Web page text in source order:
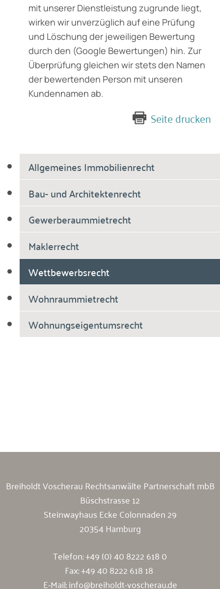
Allgemeines Immobilienrecht
Bau- und Architektenrecht
Gewerberaummietrecht
Maklerrecht
Wettbewerbsrecht
Wohnraummietrecht
Wohnungseigentumsrecht
mit unserer Dienstleistung zugrunde liegt,
wirken wir unverzüglich auf eine Prüfung
und Löschung der jeweiligen Bewertung
durch den (Google Bewertungen) hin. Zur
Überprüfung gleichen wir stets den Namen
der bewertenden Person mit unseren
Kundennamen ab.
Seite drucken
Breiholdt Voscherau Rechtsanwälte Partnerschaft mbB
Büschstrasse 12
Steinwayhaus Ecke Colonnaden 29
20354 Hamburg
Telefon:+49 (0) 40 8222 618 0
Fax: +49 40 8222 618 18
E-Mail:info@breiholdt-voscherau.de